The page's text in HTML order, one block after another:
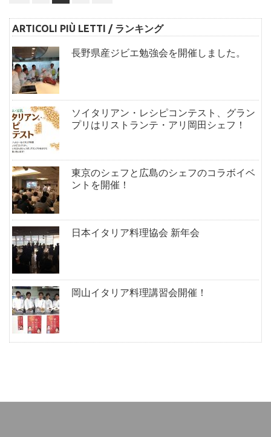
ナ
ビ
ゲ
ー
シ
ョ
ン
ARTICOLI PIÙ LETTI / ランキング
長野県産ジビエ勉強会を開催しました。
ソイタリアン・レシピコンテスト、グラン
プリはリストランテ・アリ岡田シェフ！
東京のシェフと広島のシェフのコラボイベ
ントを開催！
日本イタリア料理協会 新年会
岡山イタリア料理講習会開催！